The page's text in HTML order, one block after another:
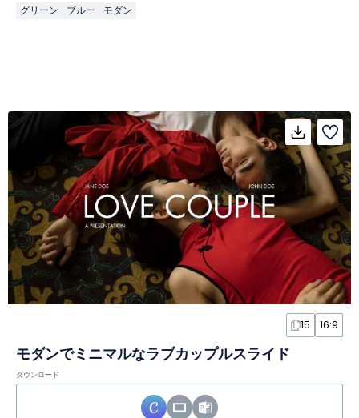
グリーン ブルー モダン
15 16:9
モダンでミニマルなラブカップルスライド
ダウンロード